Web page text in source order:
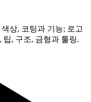
상, 코팅과 기능; 로고
팁, 구조, 금형과 툴링.